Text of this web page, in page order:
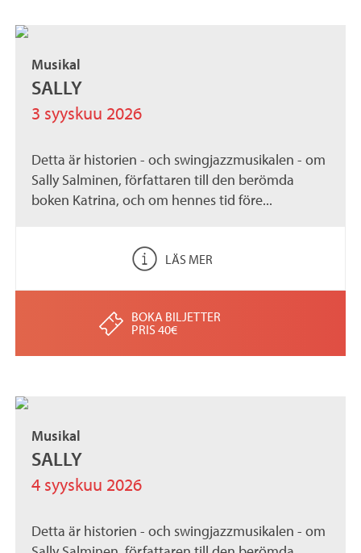
Musikal
SALLY
3 syyskuu 2026
Detta är historien - och swingjazzmusikalen - om
Sally Salminen, författaren till den berömda
boken Katrina, och om hennes tid före...
LÄS MER
BOKA BILJETTER
PRIS 40€
Musikal
SALLY
4 syyskuu 2026
Detta är historien - och swingjazzmusikalen - om